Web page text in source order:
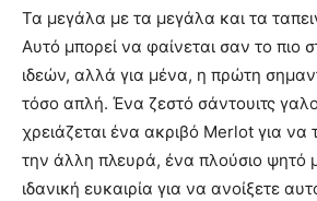
Τα μεγάλα με τα μεγάλα και τα
Αυτό μπορεί να φαίνεται σαν το πιο
ιδεών, αλλά για μένα, η πρώτη
τόσο απλή. Ένα ζεστό σάντουιτς
χρειάζεται ένα ακριβό Merlot για να
την άλλη πλευρά, ένα πλούσιο ψητό
ιδανική ευκαιρία για να ανοίξετε